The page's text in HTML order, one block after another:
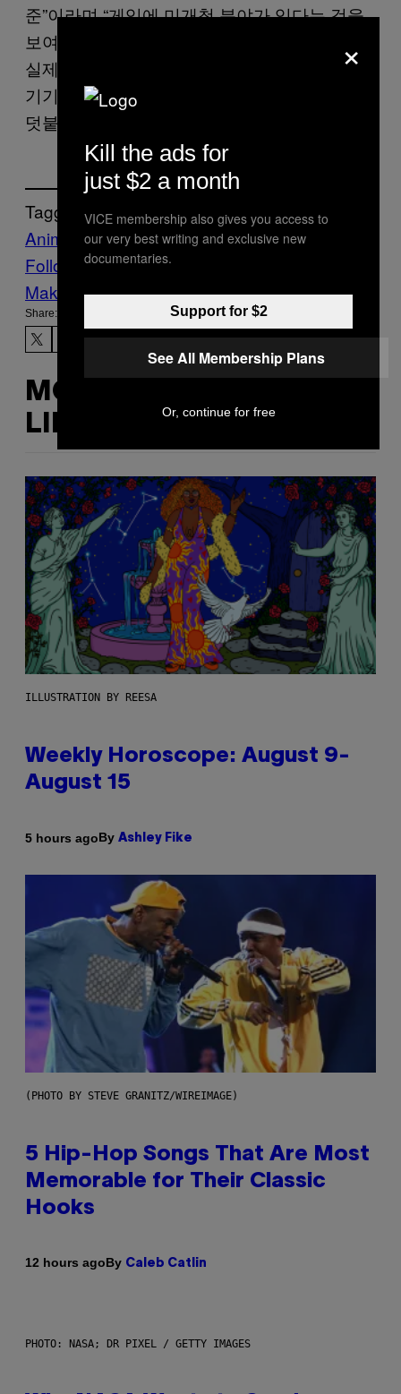
준”이라며 “게임에 미개척 분야가 있다는 것을
보여주고 싶었다”고 밝혔다. 이어 “내가 알기론
실제 사용자 목숨을 앗아갈 수 있는 첫 번째 VR
기기이지만 마지막이라고 생각하진 않는다”고
덧붙였다.
Tagged:
Anime
Game meta News Tech
Follow Us On Discover
Make Us Preferred In Top Stories
Share:
MORE
LIKE THIS
ILLUSTRATION BY REESA
Weekly Horoscope: August 9-
August 15
5 hours agoBy Ashley Fike
(PHOTO BY STEVE GRANITZ/WIREIMAGE)
5 Hip-Hop Songs That Are Most
Memorable for Their Classic
Hooks
12 hours agoBy Caleb Catlin
PHOTO: NASA; DR PIXEL / GETTY IMAGES
×
Kill the ads for
just $2 a month
VICE membership also gives you access to
our very best writing and exclusive new
documentaries.
Support for $2
See All Membership Plans
Or, continue for free